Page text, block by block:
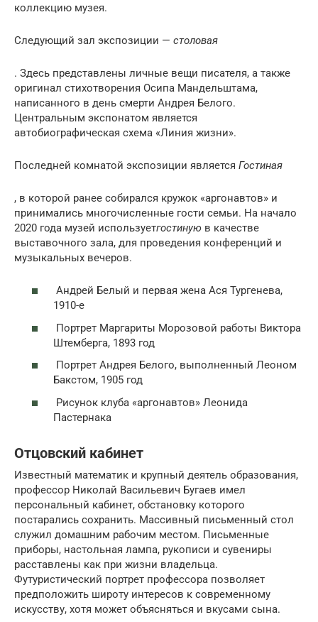
коллекцию музея.
Следующий зал экспозиции — столовая
. Здесь представлены личные вещи писателя, а также
оригинал стихотворения Осипа Мандельштама,
написанного в день смерти Андрея Белого.
Центральным экспонатом является
автобиографическая схема «Линия жизни».
Последней комнатой экспозиции является Гостиная
, в которой ранее собирался кружок «аргонавтов» и
принимались многочисленные гости семьи. На начало
2020 года музей используетгостиную в качестве
выставочного зала, для проведения конференций и
музыкальных вечеров.
Андрей Белый и первая жена Ася Тургенева,
1910-е
Портрет Маргариты Морозовой работы Виктора
Штемберга, 1893 год
Портрет Андрея Белого, выполненный Леоном
Бакстом, 1905 год
Рисунок клуба «аргонавтов» Леонида
Пастернака
Отцовский кабинет
Известный математик и крупный деятель образования,
профессор Николай Васильевич Бугаев имел
персональный кабинет, обстановку которого
постарались сохранить. Массивный письменный стол
служил домашним рабочим местом. Письменные
приборы, настольная лампа, рукописи и сувениры
расставлены как при жизни владельца.
Футуристический портрет профессора позволяет
предположить широту интересов к современному
искусству, хотя может объясняться и вкусами сына.